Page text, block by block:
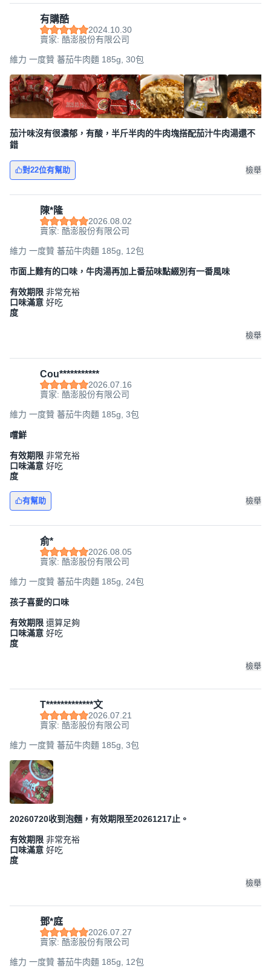
有購酷
2024.10.30
賣家: 酷澎股份有限公司
維力 一度贊 蕃茄牛肉麵 185g, 30包
茄汁味沒有很濃郁，有酸，半斤半肉的牛肉塊搭配茄汁牛肉湯還不
錯
對22位有幫助 檢舉
陳*隆
2026.08.02
賣家: 酷澎股份有限公司
維力 一度贊 蕃茄牛肉麵 185g, 12包
市面上難有的口味，牛肉湯再加上番茄味點綴別有一番風味
有效期限 非常充裕
口味滿意
度
好吃
檢舉
Cou***********
2026.07.16
賣家: 酷澎股份有限公司
維力 一度贊 蕃茄牛肉麵 185g, 3包
嚐鮮
有效期限 非常充裕
口味滿意
度
好吃
有幫助 檢舉
俞*
2026.08.05
賣家: 酷澎股份有限公司
維力 一度贊 蕃茄牛肉麵 185g, 24包
孩子喜愛的口味
有效期限 還算足夠
口味滿意
度
好吃
檢舉
T*************文
2026.07.21
賣家: 酷澎股份有限公司
維力 一度贊 蕃茄牛肉麵 185g, 3包
20260720收到泡麵，有效期限至20261217止。
有效期限 非常充裕
口味滿意
度
好吃
檢舉
鄧*庭
2026.07.27
賣家: 酷澎股份有限公司
維力 一度贊 蕃茄牛肉麵 185g, 12包